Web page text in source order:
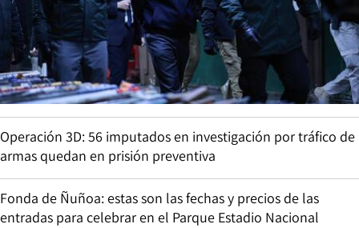
Operación 3D: 56 imputados en investigación por tráfico de
armas quedan en prisión preventiva
Fonda de Ñuñoa: estas son las fechas y precios de las
entradas para celebrar en el Parque Estadio Nacional